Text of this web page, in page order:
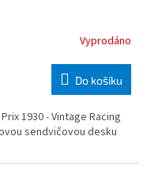
Vyprodáno
Do košíku
1930 - Vintage Racing
sendvičovou desku